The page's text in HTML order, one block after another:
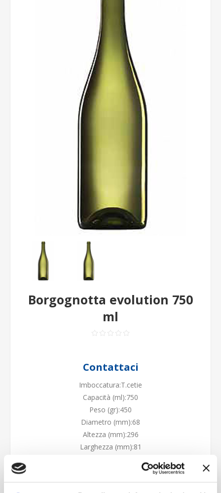
Borgognotta evolution 750
ml
Contattaci
Imboccatura:T.cetie
Capacità (ml):750
Peso (gr):450
Diametro (mm):68
Altezza (mm):296
Larghezza (mm):81